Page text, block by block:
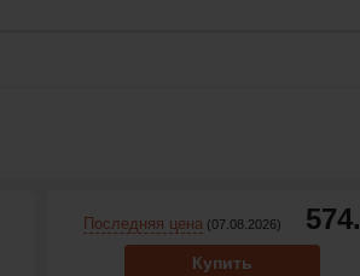
Последняя цена (07.08.2026) 574.
Купить